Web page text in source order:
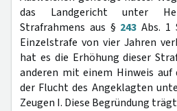
das Landgericht unter
Strafrahmens aus § 243 Abs. 1
Einzelstrafe von vier Jahren
hat es die Erhöhung dieser
anderen mit einem Hinweis auf
der Flucht des Angeklagten
Zeugen I. Diese Begründung